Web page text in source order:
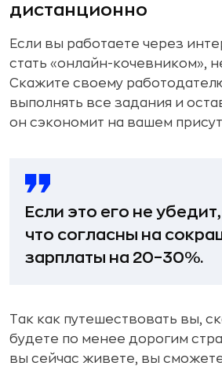
дистанционно
Если вы работаете через
стать «онлайн-кочевником»,
Скажите своему
выполнять все задания и
он сэкономит на вашем
Если это его не
что согласны на
зарплаты на 20–30%.
Так как путешествовать вы,
будете по менее дорогим
вы сейчас живете, вы